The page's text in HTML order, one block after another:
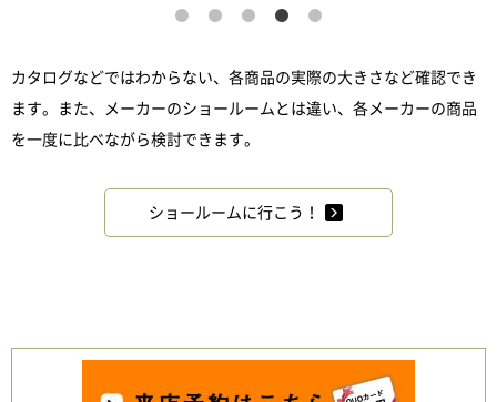
カタログなどではわからない、各商品の実際の大きさなど確認でき
ます。また、メーカーのショールームとは違い、各メーカーの商品
を一度に比べながら検討できます。
ショールームに行こう！